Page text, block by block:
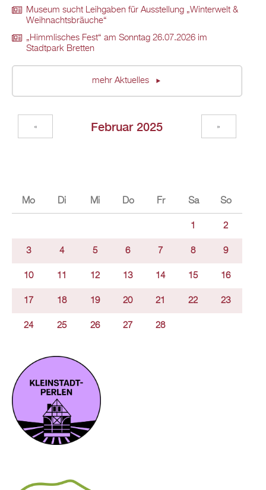
Museum sucht Leihgaben für Ausstellung „Winterwelt &
Weihnachtsbräuche“
„Himmlisches Fest“ am Sonntag 26.07.2026 im
Stadtpark Bretten
mehr Aktuelles
Februar 2025
« »
Mo Di Mi Do Fr Sa So
1 2
3 4 5 6 7 8 9
10 11 12 13 14 15 16
17 18 19 20 21 22 23
24 25 26 27 28